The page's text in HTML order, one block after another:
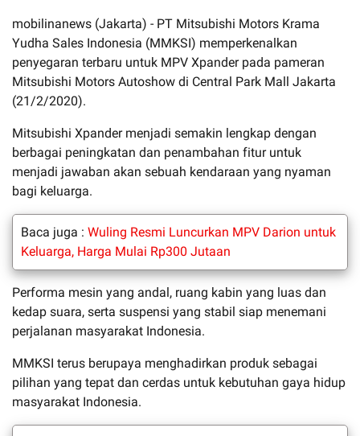
mobilinanews (Jakarta) - PT Mitsubishi Motors Krama
Yudha Sales Indonesia (MMKSI) memperkenalkan
penyegaran terbaru untuk MPV Xpander pada pameran
Mitsubishi Motors Autoshow di Central Park Mall Jakarta
(21/2/2020).
Mitsubishi Xpander menjadi semakin lengkap dengan
berbagai peningkatan dan penambahan fitur untuk
menjadi jawaban akan sebuah kendaraan yang nyaman
bagi keluarga.
Baca juga : Wuling Resmi Luncurkan MPV Darion untuk
Keluarga, Harga Mulai Rp300 Jutaan
Performa mesin yang andal, ruang kabin yang luas dan
kedap suara, serta suspensi yang stabil siap menemani
perjalanan masyarakat Indonesia.
MMKSI terus berupaya menghadirkan produk sebagai
pilihan yang tepat dan cerdas untuk kebutuhan gaya hidup
masyarakat Indonesia.